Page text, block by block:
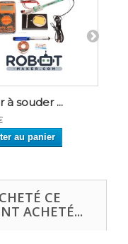
à souder ...
au panier
CE
ACHETÉ...